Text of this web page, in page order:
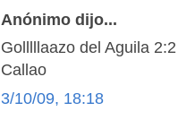
Anónimo dijo...
Golllllaazo del Aguila
Callao
3/10/09, 18:18